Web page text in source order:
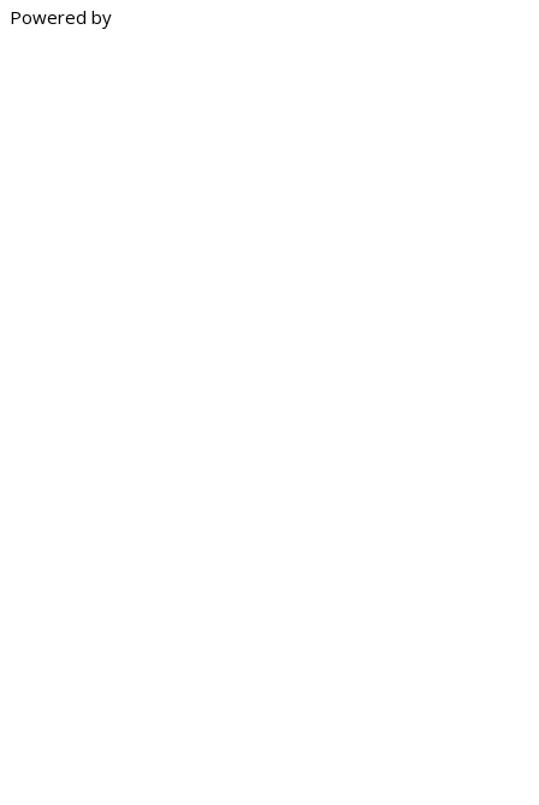
Powered by